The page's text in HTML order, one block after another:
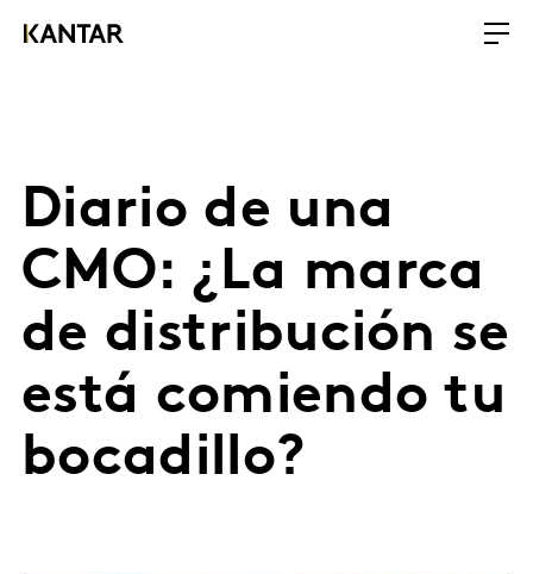
Diario de una
CMO: ¿La marca
de distribución se
está comiendo tu
bocadillo?